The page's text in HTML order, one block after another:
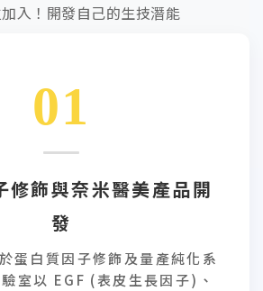
入！開發自己的生技潛能
01
修飾與奈米醫美產品開
發
蛋白質因子修飾及量產純化系
室以 EGF (表皮生長因子)、